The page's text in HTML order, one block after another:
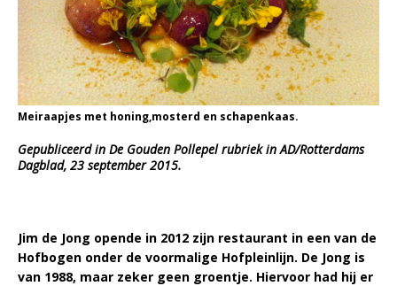
Meiraapjes met honing,mosterd en schapenkaas.
Gepubliceerd in De Gouden Pollepel rubriek in AD/Rotterdams
Dagblad, 23 september 2015.
Jim de Jong opende in 2012 zijn restaurant in een van de
Hofbogen onder de voormalige Hofpleinlijn. De Jong is
van 1988, maar zeker geen groentje. Hiervoor had hij er